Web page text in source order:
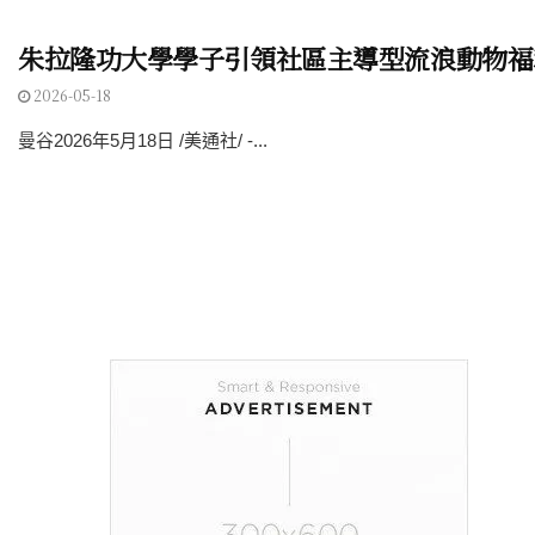
朱拉隆功大學學子引領社區主導型流浪動物
2026-05-18
曼谷2026年5月18日 /美通社/ -...